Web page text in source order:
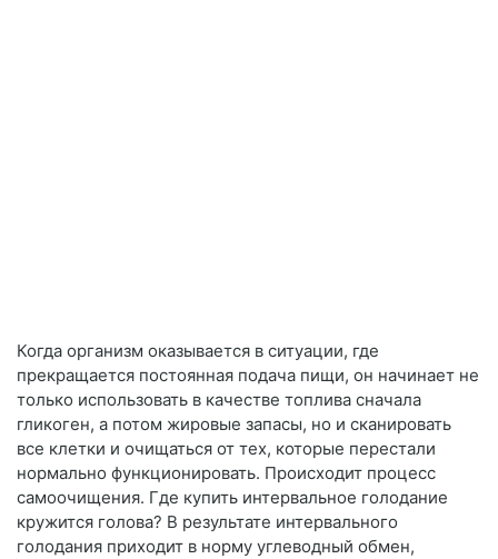
Когда организм оказывается в ситуации, где
прекращается постоянная подача пищи, он начинает не
только использовать в качестве топлива сначала
гликоген, а потом жировые запасы, но и сканировать
все клетки и очищаться от тех, которые перестали
нормально функционировать. Происходит процесс
самоочищения. Где купить интервальное голодание
кружится голова? В результате интервального
голодания приходит в норму углеводный обмен,